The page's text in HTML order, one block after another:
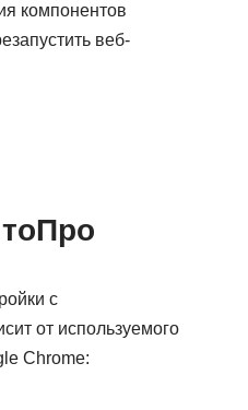
компонентов
веб-
с
от используемого
Chrome: